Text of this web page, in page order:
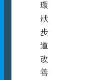
環
狀
步
道
改
善